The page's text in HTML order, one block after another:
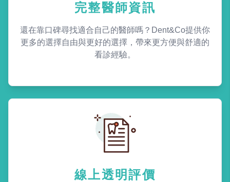
完整醫師資訊
還在靠口碑尋找適合自己的醫師嗎？Dent&Co提供你
更多的選擇自由與更好的選擇，帶來更方便與舒適的
看診經驗。
線上透明評價